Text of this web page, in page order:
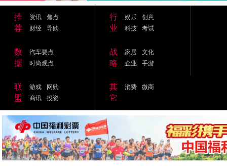
推
荐
资讯
焦点
财经
导购
行
业
娱乐
创意
科技
考试
数
据
汽车要点
时尚观点
战
略
家居
文化
企业
手游
联
盟
游戏
网购
商讯
投资
其
它
消费 微商